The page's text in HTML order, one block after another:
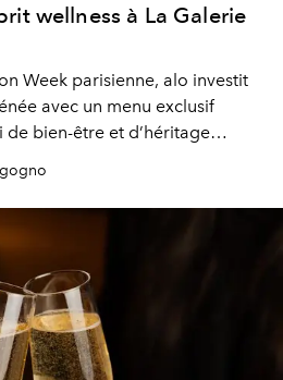
wellness à La Galerie
Week parisienne, alo investit
avec un menu exclusif
bien-être et d’héritage